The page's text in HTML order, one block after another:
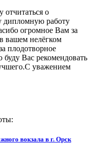
отчитаться о
дипломную работу
огромное Вам за
вашем нелёгком
плодотворное
буду Вас рекомендовать
уважением
вокзала в г. Орск